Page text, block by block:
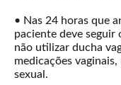
• Nas 24 horas que
paciente deve seguir
não utilizar ducha
medicações
sexual.